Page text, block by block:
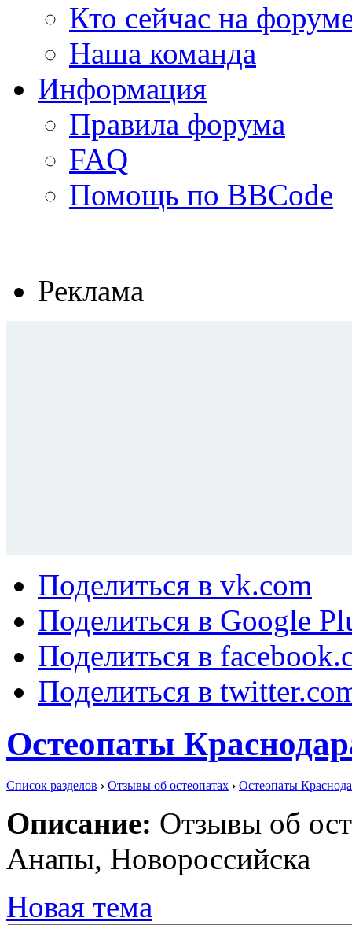
Кто сейчас на
Наша команда
Информация
Правила форума
FAQ
Помощь по BBCode
Реклама
Поделиться в vk.com
Поделиться в Google
Поделиться в
Поделиться в
Остеопаты
Список разделов › Отзывы об остеопатах › Остеопаты
Описание: Отзывы об
Анапы, Новороссийска
Новая тема